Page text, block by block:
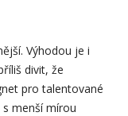
Výhodou je i
divit, že
pro talentované
menší mírou